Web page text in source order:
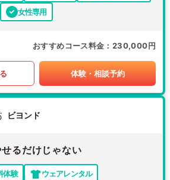
女性専用
おすすめコース料金 230,000円
体験・相談予約
ビヨンド
るだけじゃない
体験
ウェアレンタル